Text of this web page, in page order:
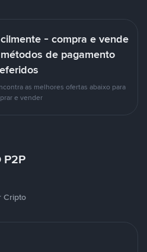
- compra e vende
de pagamento
as melhores ofertas abaixo para
e vender
P2P
Cripto